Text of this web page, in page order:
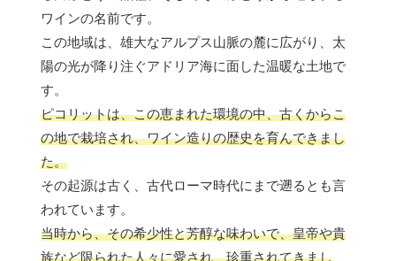
ワインの名前です。
この地域は、雄大なアルプス山脈の麓に広がり、太
陽の光が降り注ぐアドリア海に面した温暖な土地で
す。
ピコリットは、この恵まれた環境の中、古くからこ
の地で栽培され、ワイン造りの歴史を育んできまし
た。
その起源は古く、古代ローマ時代にまで遡るとも言
われています。
当時から、その希少性と芳醇な味わいで、皇帝や貴
族など限られた人々に愛され、珍重されてきまし